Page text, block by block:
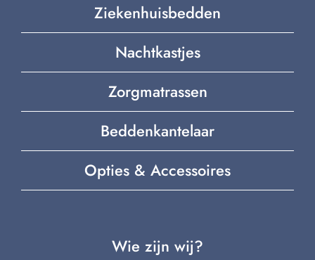
Ziekenhuisbedden
Nachtkastjes
Zorgmatrassen
Beddenkantelaar
Opties & Accessoires
Wie zijn wij?